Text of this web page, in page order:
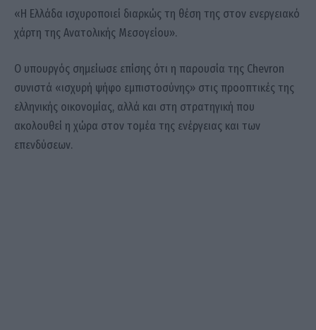
«Η Ελλάδα ισχυροποιεί διαρκώς τη θέση της στον ενεργειακό
χάρτη της Ανατολικής Μεσογείου».
Ο υπουργός σημείωσε επίσης ότι η παρουσία της Chevron
συνιστά «ισχυρή ψήφο εμπιστοσύνης» στις προοπτικές της
ελληνικής οικονομίας, αλλά και στη στρατηγική που
ακολουθεί η χώρα στον τομέα της ενέργειας και των
επενδύσεων.